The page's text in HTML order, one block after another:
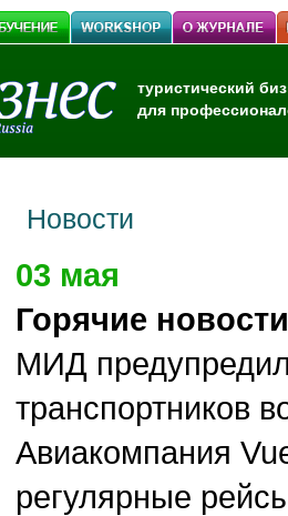
туристический
для
Новости
03 мая
Горячие новости
МИД
транспортников
Авиакомпания
регулярные